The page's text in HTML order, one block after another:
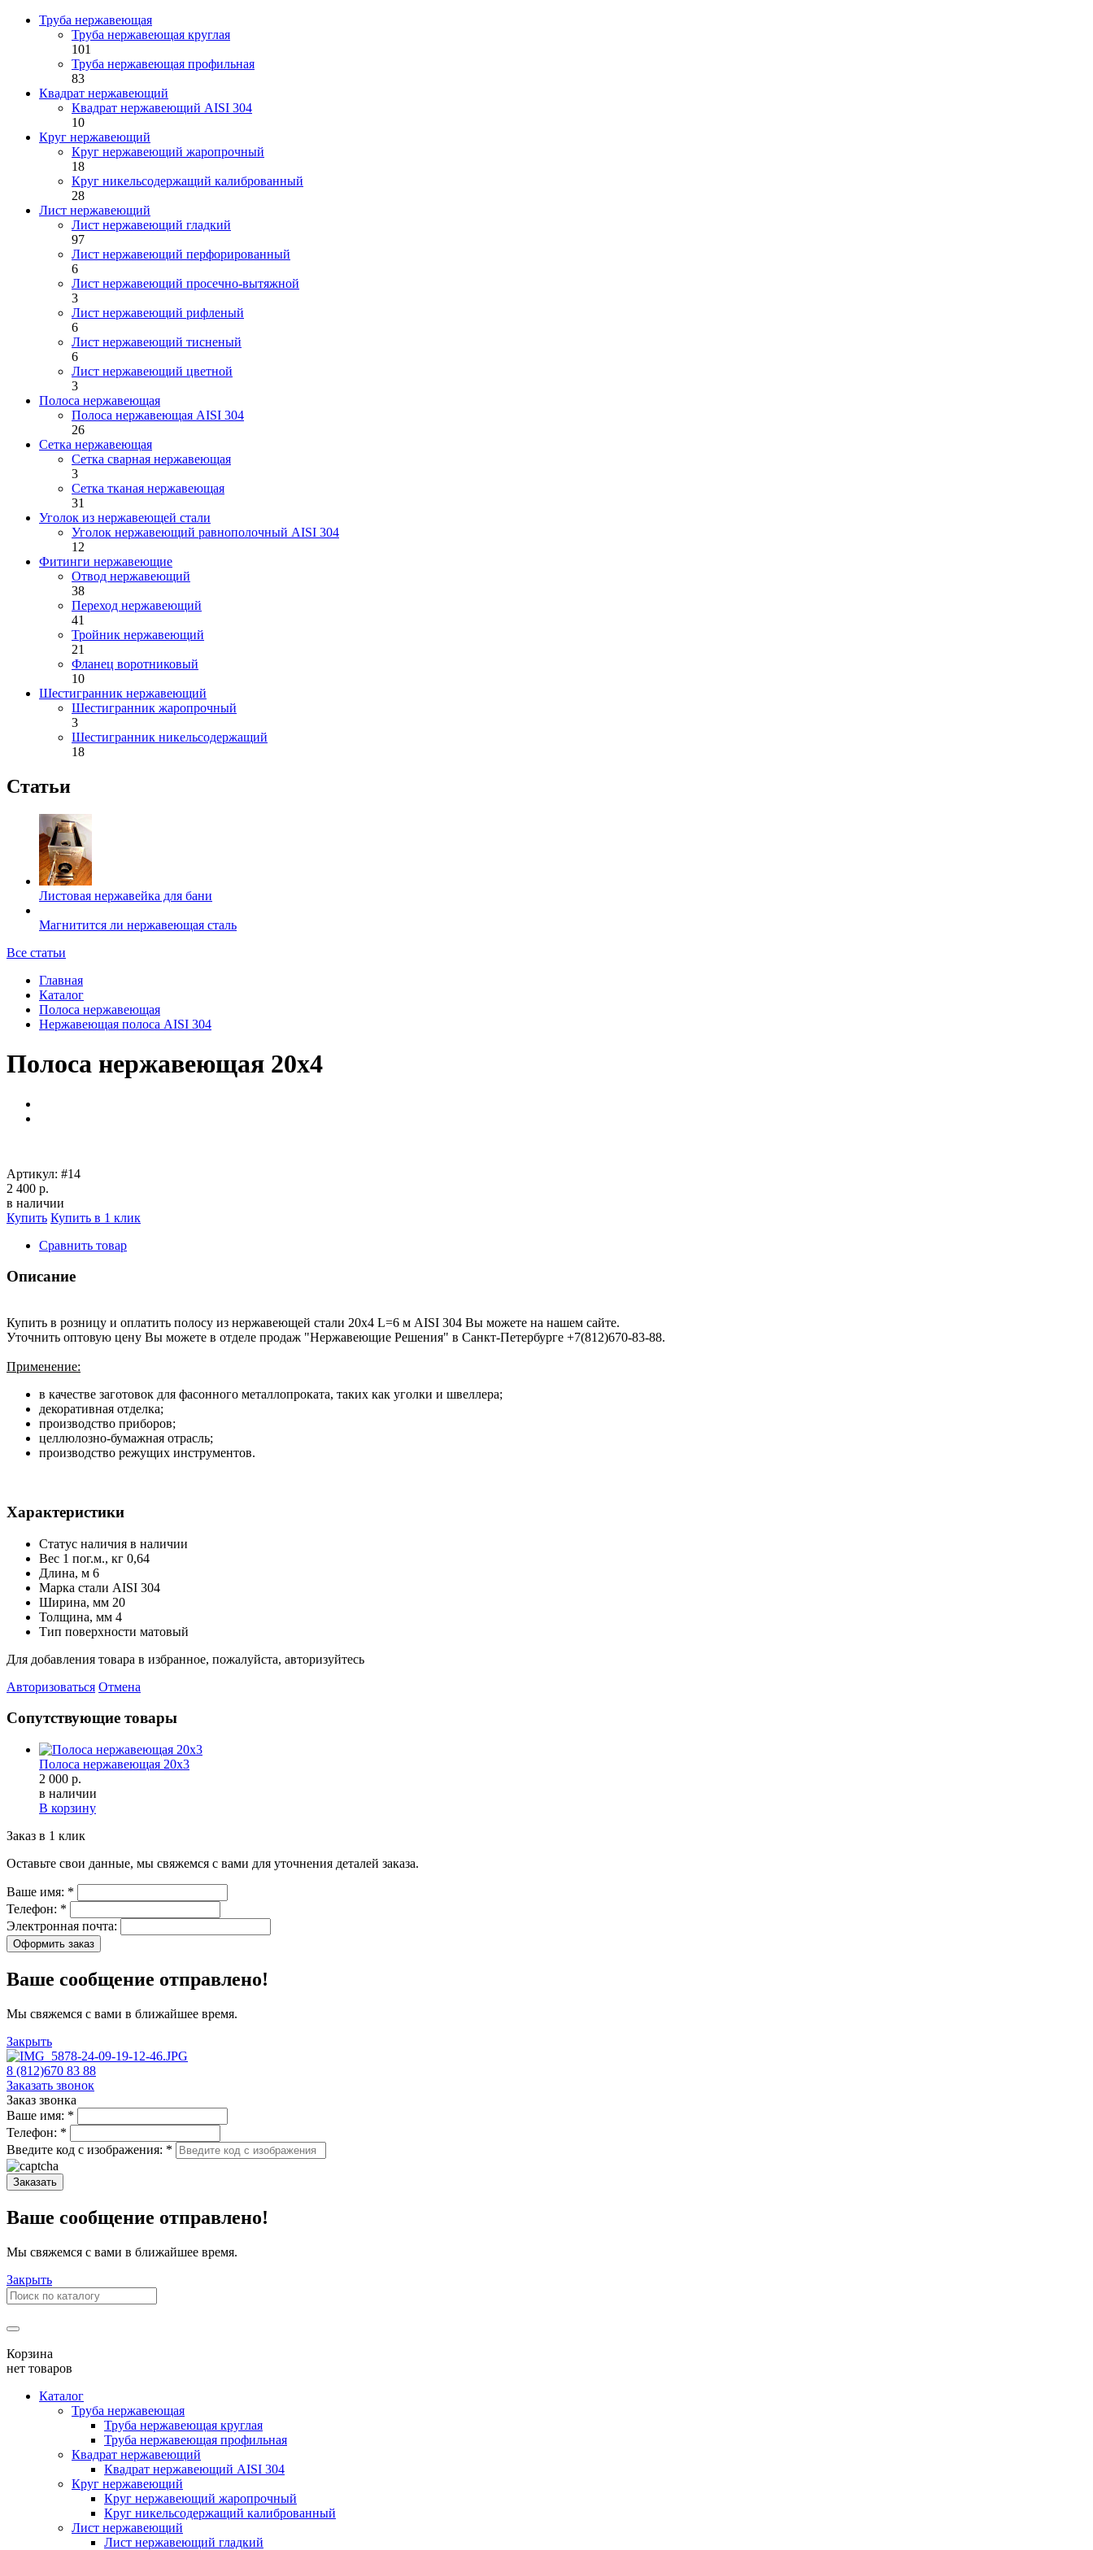
Труба нержавеющая
Труба нержавеющая круглая
101
Труба нержавеющая профильная
83
Квадрат нержавеющий
Квадрат нержавеющий AISI 304
10
Круг нержавеющий
Круг нержавеющий жаропрочный
18
Круг никельсодержащий калиброванный
28
Лист нержавеющий
Лист нержавеющий гладкий
97
Лист нержавеющий перфорированный
6
Лист нержавеющий просечно-вытяжной
3
Лист нержавеющий рифленый
6
Лист нержавеющий тисненый
6
Лист нержавеющий цветной
3
Полоса нержавеющая
Полоса нержавеющая AISI 304
26
Сетка нержавеющая
Сетка сварная нержавеющая
3
Сетка тканая нержавеющая
31
Уголок из нержавеющей стали
Уголок нержавеющий равнополочный AISI 304
12
Фитинги нержавеющие
Отвод нержавеющий
38
Переход нержавеющий
41
Тройник нержавеющий
21
Фланец воротниковый
10
Шестигранник нержавеющий
Шестигранник жаропрочный
3
Шестигранник никельсодержащий
18
Статьи
Листовая нержавейка для бани
Магнитится ли нержавеющая сталь
Все статьи
Главная
Каталог
Полоса нержавеющая
Нержавеющая полоса AISI 304
Полоса нержавеющая 20х4
Артикул: #14
2 400 р.
в наличии
Купить Купить в 1 клик
Сравнить товар
Описание
Купить в розницу и оплатить полосу из нержавеющей стали 20х4 L=6 м AISI 304 Вы можете на нашем сайте.
Уточнить оптовую цену Вы можете в отделе продаж "Нержавеющие Решения" в Санкт-Петербурге +7(812)670-83-88.
Применение:
в качестве заготовок для фасонного металлопроката, таких как уголки и швеллера;
декоративная отделка;
производство приборов;
целлюлозно-бумажная отрасль;
производство режущих инструментов.
Характеристики
Статус наличия в наличии
Вес 1 пог.м., кг 0,64
Длина, м 6
Марка стали AISI 304
Ширина, мм 20
Толщина, мм 4
Тип поверхности матовый
Для добавления товара в избранное, пожалуйста, авторизуйтесь
Авторизоваться Отмена
Сопутствующие товары
Полоса нержавеющая 20х3
2 000 р.
в наличии
В корзину
Заказ в 1 клик
Оставьте свои данные, мы свяжемся с вами для уточнения деталей заказа.
Ваше имя: *
Телефон: *
Электронная почта:
Оформить заказ
Ваше сообщение отправлено!
Мы свяжемся с вами в ближайшее время.
Закрыть
8 (812)670 83 88
Заказать звонок
Заказ звонка
Ваше имя: *
Телефон: *
Введите код с изображения: *
Заказать
Ваше сообщение отправлено!
Мы свяжемся с вами в ближайшее время.
Закрыть
Корзина
нет товаров
Каталог
Труба нержавеющая
Труба нержавеющая круглая
Труба нержавеющая профильная
Квадрат нержавеющий
Квадрат нержавеющий AISI 304
Круг нержавеющий
Круг нержавеющий жаропрочный
Круг никельсодержащий калиброванный
Лист нержавеющий
Лист нержавеющий гладкий